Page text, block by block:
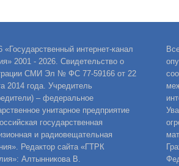
«Государственный интернет-канал
2001 - 2026. Свидетельство о
СМИ Эл № ФС 77-59166 от 22
2014 года. Учредитель
– федеральное
унитарное предприятие
государственная
и радиовещательная
Редактор сайта «ГТРК
Алтынникова В.